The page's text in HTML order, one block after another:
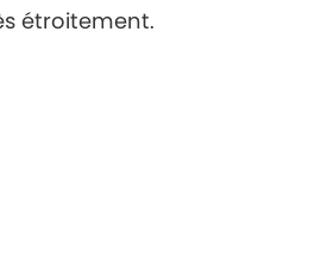
étroitement.